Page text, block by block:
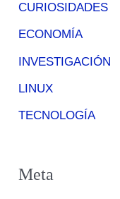
CURIOSIDADES
ECONOMÍA
INVESTIGACIÓN
LINUX
TECNOLOGÍA
Meta